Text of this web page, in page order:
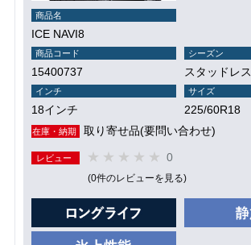
商品名
ICE NAVI8
商品コード
15400737
シーズン
スタッドレス
インチ
18インチ
サイズ
225/60R18
在庫・納期 取り寄せ品(要問い合わせ)
レビュー 0
(0件のレビューを見る)